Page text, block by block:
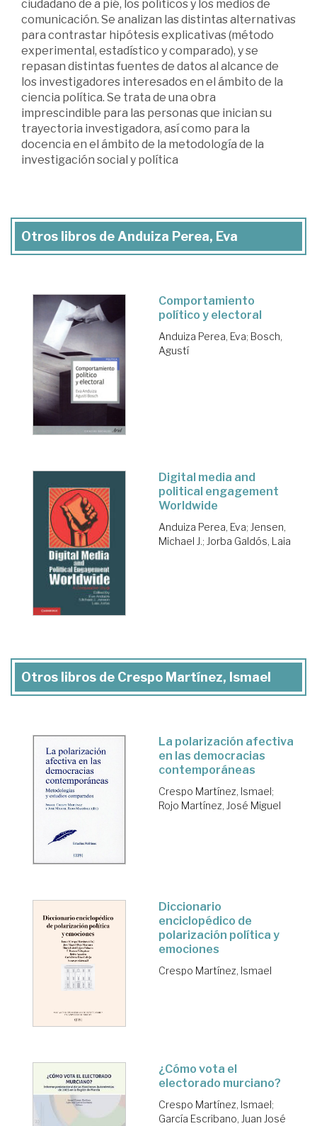
ciudadano de a pié, los políticos y los medios de
comunicación. Se analizan las distintas alternativas
para contrastar hipótesis explicativas (método
experimental, estadístico y comparado), y se
repasan distintas fuentes de datos al alcance de
los investigadores interesados en el ámbito de la
ciencia política. Se trata de una obra
imprescindible para las personas que inician su
trayectoria investigadora, así como para la
docencia en el ámbito de la metodología de la
investigación social y política
Otros libros de Anduiza Perea, Eva
Comportamiento
político y electoral
Anduiza Perea, Eva; Bosch,
Agustí
Digital media and
political engagement
Worldwide
Anduiza Perea, Eva; Jensen,
Michael J.; Jorba Galdós, Laia
Otros libros de Crespo Martínez, Ismael
La polarización afectiva
en las democracias
contemporáneas
Crespo Martínez, Ismael;
Rojo Martínez, José Miguel
Diccionario
enciclopédico de
polarización política y
emociones
Crespo Martínez, Ismael
¿Cómo vota el
electorado murciano?
Crespo Martínez, Ismael;
García Escribano, Juan José